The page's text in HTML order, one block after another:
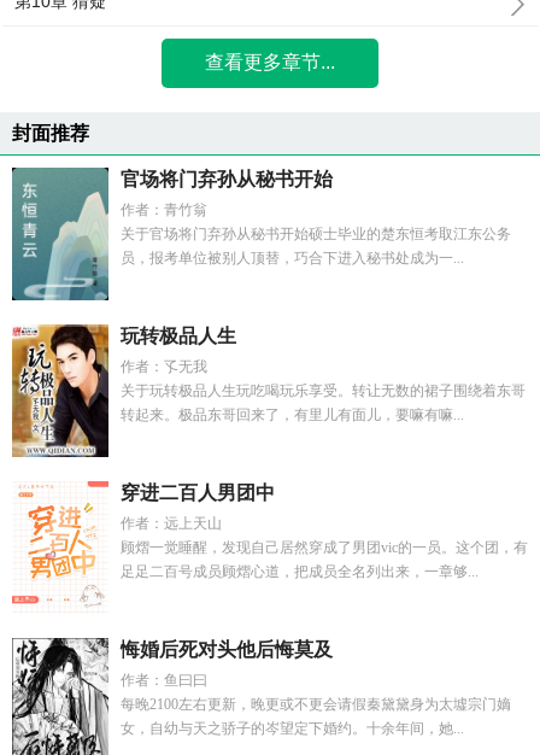
查看更多章节...
封面推荐
官场将门弃孙从秘书开始
作者：青竹翁
关于官场将门弃孙从秘书开始硕士毕业的楚东恒考取江东公务
员，报考单位被别人顶替，巧合下进入秘书处成为一...
玩转极品人生
作者：孓无我
关于玩转极品人生玩吃喝玩乐享受。转让无数的裙子围绕着东哥
转起来。极品东哥回来了，有里儿有面儿，要嘛有嘛...
穿进二百人男团中
作者：远上天山
顾熠一觉睡醒，发现自己居然穿成了男团vic的一员。这个团，有
足足二百号成员顾熠心道，把成员全名列出来，一章够...
悔婚后死对头他后悔莫及
作者：鱼曰曰
每晚2100左右更新，晚更或不更会请假秦黛黛身为太墟宗门嫡
女，自幼与天之骄子的岑望定下婚约。十余年间，她...